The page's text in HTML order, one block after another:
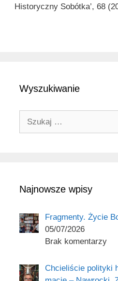
Historyczny Sobótka’, 68
Wyszukiwanie
Najnowsze wpisy
Fragmenty. Życie
05/07/2026
Brak komentarzy
Chcieliście polityki